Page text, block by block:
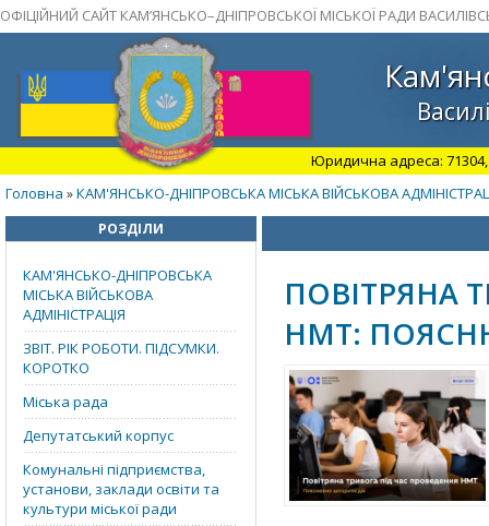
ОФІЦІЙНИЙ САЙТ КАМ’ЯНСЬКО–ДНІПРОВСЬКОЇ МІСЬКОЇ РАДИ
Юридична адреса: 71304,
Головна »КАМ'ЯНСЬКО-ДНІПРОВСЬКА МІСЬКА ВІЙСЬКОВА
РОЗДІЛИ
КАМ'ЯНСЬКО-ДНІПРОВСЬКА
МІСЬКА ВІЙСЬКОВА
АДМІНІСТРАЦІЯ
ЗВІТ. РІК РОБОТИ. ПІДСУМКИ.
КОРОТКО
Міська рада
Депутатський корпус
Комунальні підприємства,
установи, заклади освіти та
культури міської ради
ПОВІТРЯНА
НМТ: